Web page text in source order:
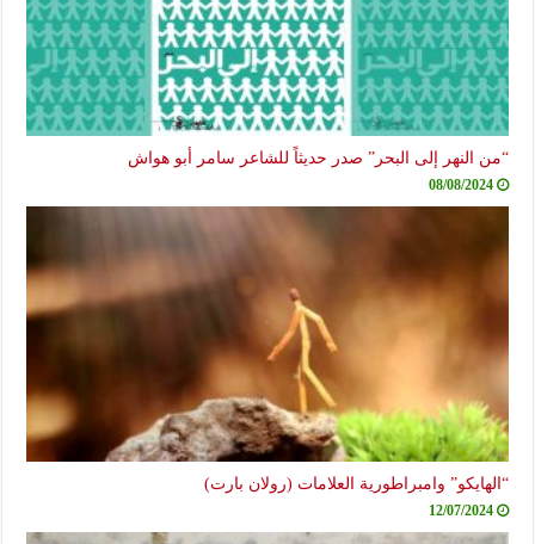
“من النهر إلى البحر” صدر حديثاً للشاعر سامر أبو هواش
08/08/2024
“الهايكو” وامبراطورية العلامات (رولان بارت)
12/07/2024